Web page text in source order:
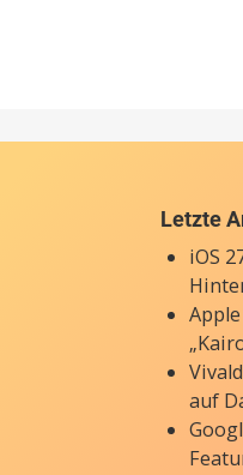
Letzte
iOS
auf